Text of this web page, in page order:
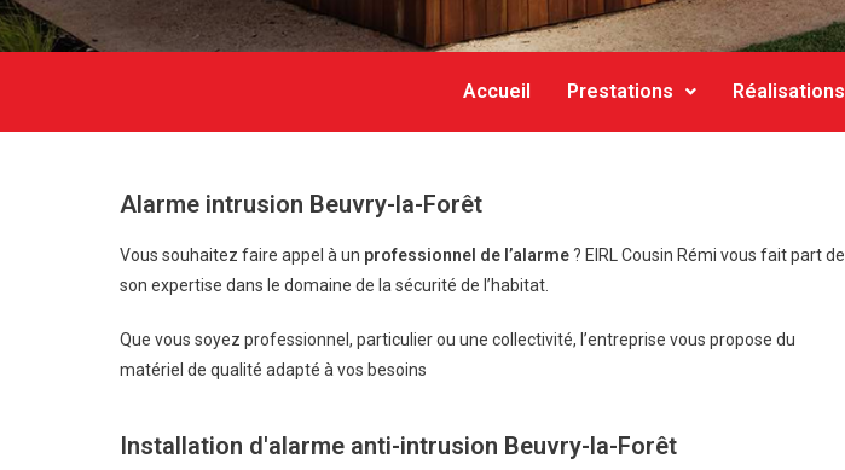
Accueil Prestations Réalisations
Alarme intrusion Beuvry-la-Forêt
Vous souhaitez faire appel à un professionnel de l’alarme? EIRL Cousin Rémi vous fait part de
son expertise dans le domaine de la sécurité de l’habitat.
Que vous soyez professionnel, particulier ou une collectivité, l’entreprise vous propose du
matériel de qualité adapté à vos besoins
Installation d'alarme anti-intrusion Beuvry-la-Forêt